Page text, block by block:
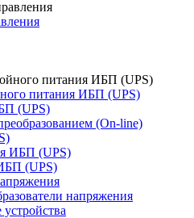
питания ИБП (UPS)
(UPS)
(On-line)
ИБП (UPS)
(UPS)
напряжения